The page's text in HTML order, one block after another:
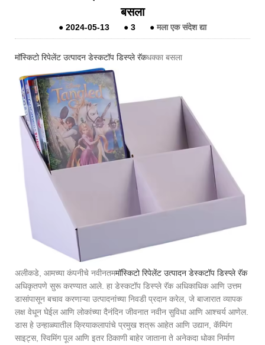
बसला
● 2024-05-13 ● 3 ● मला एक संदेश द्या
मॉस्किटो रिपेलेंट उत्पादन डेस्कटॉप डिस्प्ले रॅकधक्का बसला
अलीकडे, आमच्या कंपनीचे नवीनतममॉस्किटो रिपेलेंट उत्पादन डेस्कटॉप डिस्प्ले रॅक
अधिकृतपणे सुरू करण्यात आले. हा डेस्कटॉप डिस्प्ले रॅक अधिकाधिक आणि उत्तम
डासांपासून बचाव करणाऱ्या उत्पादनांच्या निवडी प्रदान करेल, जे बाजारात व्यापक
लक्ष वेधून घेईल आणि लोकांच्या दैनंदिन जीवनात नवीन सुविधा आणि आश्चर्य आणेल.
डास हे उन्हाळ्यातील क्रियाकलापांचे प्रमुख शत्रू आहेत आणि उद्यान, कॅम्पिंग
साइट्स, स्विमिंग पूल आणि इतर ठिकाणी बाहेर जाताना ते अनेकदा धोका निर्माण